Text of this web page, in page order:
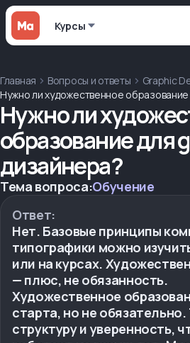
Курсы
Главная Вопросы и ответы
Graphic
Нужно ли художественное
Нужно ли
образование для
дизайнера?
Тема вопроса:Обучение
Ответ:
Нет. Базовые принципы
типографики можно
или на курсах.
— плюс, не обязанность.
Художественное
старта, но не
структуру и уверенность,